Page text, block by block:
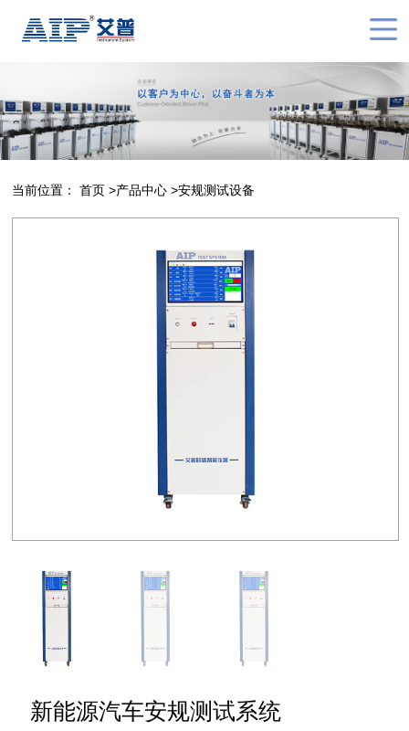
当前位置：首页>产品中心>安规测试设备
新能源汽车安规测试系统